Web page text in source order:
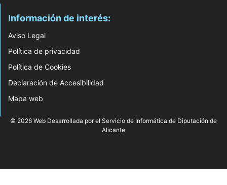
Información de interés:
Aviso Legal
Política de privacidad
Política de Cookies
Declaración de Accesibilidad
Mapa web
© 2026 Web Desarrollada por el Servicio de Informática de Diputación de
Alicante